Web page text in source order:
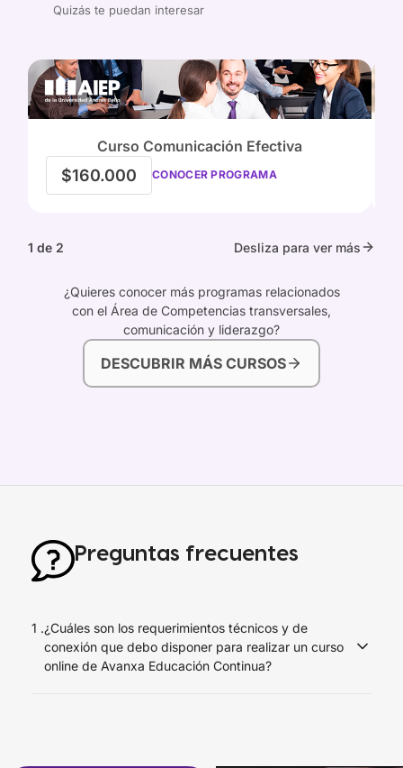
Quizás te puedan interesar
Curso Comunicación Efectiva
$160.000 CONOCER PROGRAMA
1 de 2 Desliza para ver más
¿Quieres conocer más programas relacionados
con el Área de Competencias transversales,
comunicación y liderazgo?
DESCUBRIR MÁS CURSOS
Preguntas frecuentes
1 .¿Cuáles son los requerimientos técnicos y de
conexión que debo disponer para realizar un curso
online de Avanxa Educación Continua?